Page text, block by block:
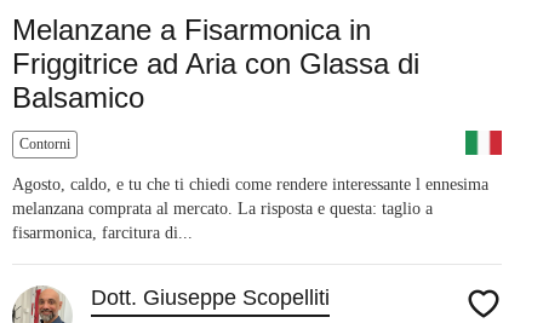
Melanzane a Fisarmonica in
Friggitrice ad Aria con Glassa di
Balsamico
Contorni
Agosto, caldo, e tu che ti chiedi come rendere interessante l ennesima
melanzana comprata al mercato. La risposta e questa: taglio a
fisarmonica, farcitura di...
Dott. Giuseppe Scopelliti